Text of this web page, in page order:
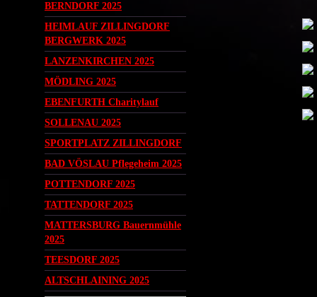
BERNDORF 2025
HEIMLAUF ZILLINGDORF
BERGWERK 2025
LANZENKIRCHEN 2025
MÖDLING 2025
EBENFURTH Charitylauf
SOLLENAU 2025
SPORTPLATZ ZILLINGDORF
BAD VÖSLAU Pflegeheim 2025
POTTENDORF 2025
TATTENDORF 2025
MATTERSBURG Bauernmühle
2025
TEESDORF 2025
ALTSCHLAINING 2025